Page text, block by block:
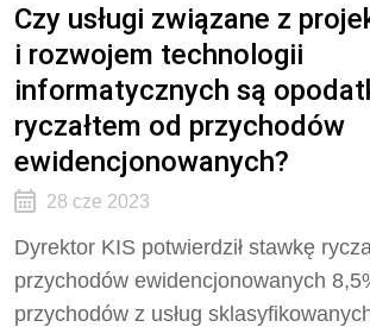
Czy usługi związane z
i rozwojem technologii
informatycznych są
ryczałtem od przychodów
ewidencjonowanych?
28 cze 2023
Dyrektor KIS potwierdził stawkę
przychodów ewidencjonowanych
przychodów z usług